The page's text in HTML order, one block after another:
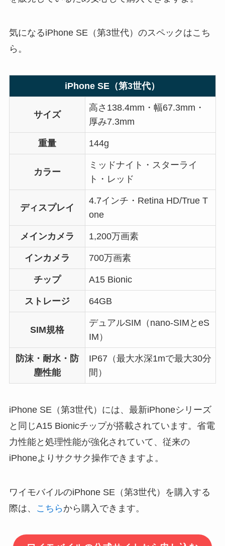
気になるiPhone SE（第3世代）のスペックはこち
ら。
iPhone SE（第3世代）
サイズ
高さ138.4mm・幅67.3mm・
厚み7.3mm
重量 144g
カラー
ミッドナイト・スターライ
ト・レッド
ディスプレイ
4.7インチ・Retina HD/True T
one
メインカメラ 1,200万画素
インカメラ 700万画素
チップ A15 Bionic
ストレージ 64GB
SIM規格
デュアルSIM（nano-SIMとeS
IM）
防沫・耐水・防
塵性能
IP67（最大水深1mで最大30分
間）
iPhone SE（第3世代）には、最新iPhoneシリーズ
と同じA15 Bionicチップが搭載されています。省電
力性能と処理性能が強化されていて、従来の
iPhoneよりサクサク操作できますよ。
ワイモバイルのiPhone SE（第3世代）を購入する
際は、
こちら から購入できます。